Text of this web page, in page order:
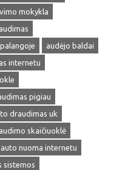
mokykla
audėjo baldai
internetu
pigiau
draudimas uk
skaičiuoklė
auto nuoma internetu
sistemos